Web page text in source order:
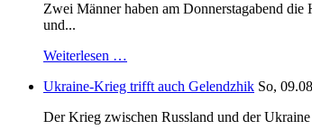
Zwei Männer haben am Donnerstagabend
und...
Weiterlesen …
Ukraine-Krieg trifft auch Gelendzhik So,
Der Krieg zwischen Russland und der